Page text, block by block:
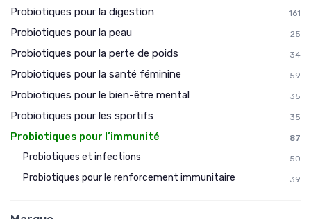
Probiotiques pour la digestion 161
Probiotiques pour la peau 25
Probiotiques pour la perte de poids 34
Probiotiques pour la santé féminine 59
Probiotiques pour le bien-être mental 35
Probiotiques pour les sportifs 35
Probiotiques pour l’immunité 87
Probiotiques et infections 50
Probiotiques pour le renforcement immunitaire 39